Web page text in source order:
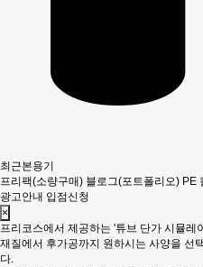
최근본용기
프리팩(소량구매) 블로그(포트폴리오) PE
광고안내 입점신청
×
프리코스에서 제공하는 '튜브 단가 시뮬레
재질에서 후가공까지 원하시는 사양을 선
다.